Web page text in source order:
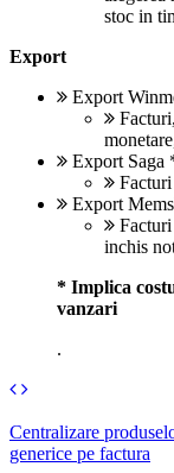
stoc in
Export
Export
Export Saga
Export
inchis
* Implica
vanzari
.
Centralizare
generice pe factura